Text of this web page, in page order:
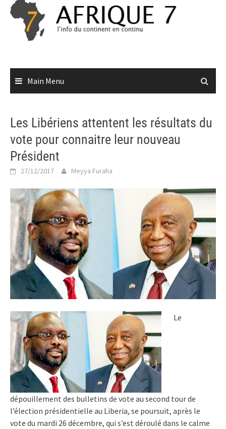
Skip
content
Main Menu
Les Libériens attentent les résultats du
vote pour connaitre leur nouveau
Président
27/12/2017 Meyya Furaha
Le
dépouillement des bulletins de vote au second tour de
l’élection présidentielle au Liberia, se poursuit, après le
vote du mardi 26 décembre, qui s’est déroulé dans le calme